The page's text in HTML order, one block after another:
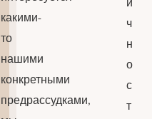
какими-
то
нашими
конкретными
предрассудками,
ч
н
о
с
т